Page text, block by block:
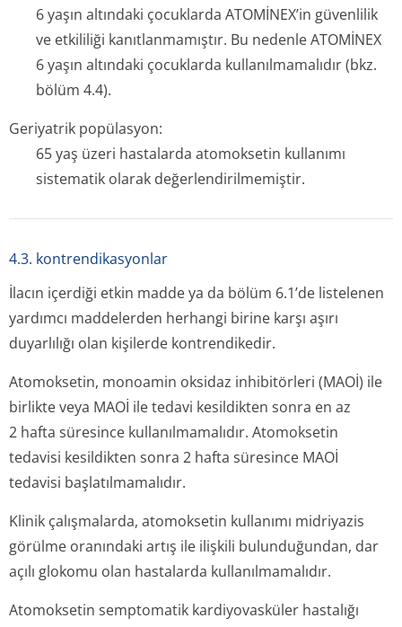
6 yaşın altındaki çocuklarda ATOMİNEX’in güvenlilik
ve etkililiği kanıtlanmamıştır. Bu nedenle ATOMİNEX
6 yaşın altındaki çocuklarda kullanılmamalıdır (bkz.
bölüm 4.4).
Geriyatrik popülasyon:
65 yaş üzeri hastalarda atomoksetin kullanımı
sistematik olarak değerlendiril­memiştir.
4.3. kontrendikasyonlar
İlacın içerdiği etkin madde ya da bölüm 6.1’de listelenen
yardımcı maddelerden herhangi birine karşı aşırı
duyarlılığı olan kişilerde kontrendikedir.
Atomoksetin, monoamin oksidaz inhibitörleri (MAOİ) ile
birlikte veya MAOİ ile tedavi kesildikten sonra en az
2 hafta süresince kullanılmamalıdır. Atomoksetin
tedavisi kesildikten sonra 2 hafta süresince MAOİ
tedavisi başlatılmamalıdır.
Klinik çalışmalarda, atomoksetin kullanımı midriyazis
görülme oranındaki artış ile ilişkili bulunduğundan, dar
açılı glokomu olan hastalarda kullanılmamalıdır.
Atomoksetin semptomatik kardiyovasküler hastalığı